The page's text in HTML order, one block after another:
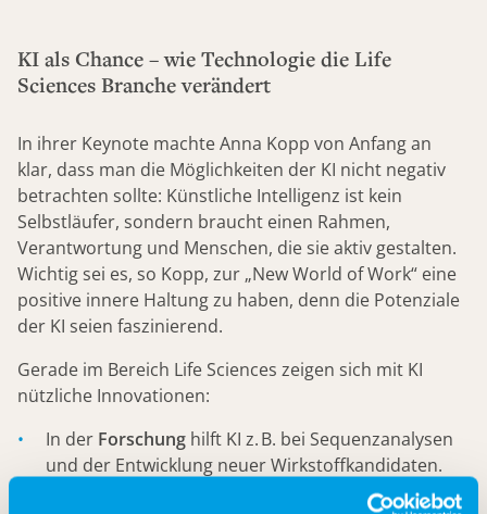
KI als Chance – wie Technologie die Life
Sciences Branche verändert
In ihrer Keynote machte Anna Kopp von Anfang an
klar, dass man die Möglichkeiten der KI nicht negativ
betrachten sollte: Künstliche Intelligenz ist kein
Selbstläufer, sondern braucht einen Rahmen,
Verantwortung und Menschen, die sie aktiv gestalten.
Wichtig sei es, so Kopp, zur „New World of Work“ eine
positive innere Haltung zu haben, denn die Potenziale
der KI seien faszinierend.
Gerade im Bereich Life Sciences zeigen sich mit KI
nützliche Innovationen:
In der Forschung hilft KI z. B. bei Sequenzanalysen
und der Entwicklung neuer Wirkstoffkandidaten.